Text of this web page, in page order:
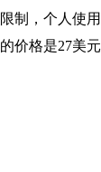
制，个人使
价格是27美元